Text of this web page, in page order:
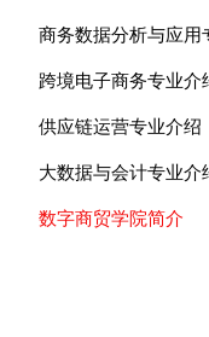
商务数据分析与应用
跨境电子商务专业介
供应链运营专业介绍
大数据与会计专业介
数字商贸学院简介